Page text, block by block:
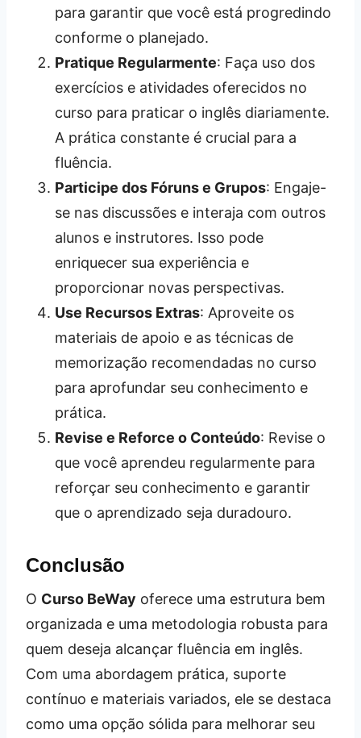
para garantir que você está progredindo
conforme o planejado.
Pratique Regularmente: Faça uso dos
exercícios e atividades oferecidos no
curso para praticar o inglês diariamente.
A prática constante é crucial para a
fluência.
Participe dos Fóruns e Grupos: Engaje-
se nas discussões e interaja com outros
alunos e instrutores. Isso pode
enriquecer sua experiência e
proporcionar novas perspectivas.
Use Recursos Extras: Aproveite os
materiais de apoio e as técnicas de
memorização recomendadas no curso
para aprofundar seu conhecimento e
prática.
Revise e Reforce o Conteúdo: Revise o
que você aprendeu regularmente para
reforçar seu conhecimento e garantir
que o aprendizado seja duradouro.
Conclusão
O Curso BeWay oferece uma estrutura bem
organizada e uma metodologia robusta para
quem deseja alcançar fluência em inglês.
Com uma abordagem prática, suporte
contínuo e materiais variados, ele se destaca
como uma opção sólida para melhorar seu